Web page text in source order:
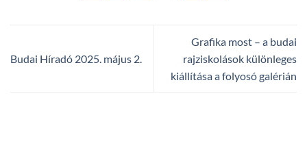
Budai Híradó 2025. május 2.
Grafika most – a budai
rajziskolások különleges
kiállítása a folyosó galérián